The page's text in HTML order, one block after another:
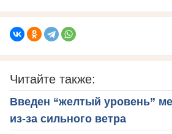
Читайте также:
Введен “желтый уровень”
из-за сильного ветра